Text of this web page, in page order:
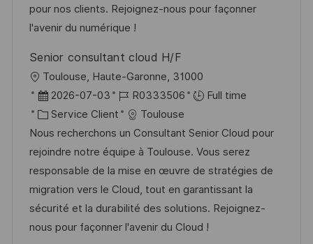
t
i
n
f
f
c
h
a
g
e
c
e
u
p
o
s
t
e
r
i
pour nos clients. Rejoignez-nous pour façonner
l'avenir du numérique !
Senior consultant cloud H/F
o
c
a
l
i
s
a
t
Toulouse, Haute-Garonne, 31000
D
a
t
e
d
’
a
f
2026-07-03
R
é
f
é
r
e
n
c
R0333506
Full time
C
a
t
é
g
o
r
Service Client
Toulouse
Nous recherchons un Consultant Senior Cloud pour
rejoindre notre équipe à Toulouse. Vous serez
responsable de la mise en œuvre de stratégies de
migration vers le Cloud, tout en garantissant la
sécurité et la durabilité des solutions. Rejoignez-
nous pour façonner l'avenir du Cloud !